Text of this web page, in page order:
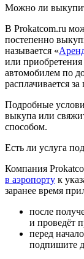
Можно ли
В Prokatcom.ru
постепенно
называется «
или
автомобилем по
расплачивается
Подробные
выкупа или
способом.
Есть ли услуга
Компания
в аэропорту к
заранее время
после
и проведёт
перед
подпишите